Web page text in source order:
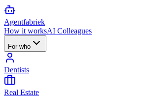
Agentfabriek
How it worksAI Colleagues
For who
Dentists
Real Estate